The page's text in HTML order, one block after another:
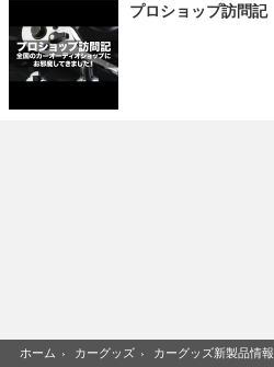
プロショップ訪問記
ホーム › カーグッズ › カーグッズ新製品情報